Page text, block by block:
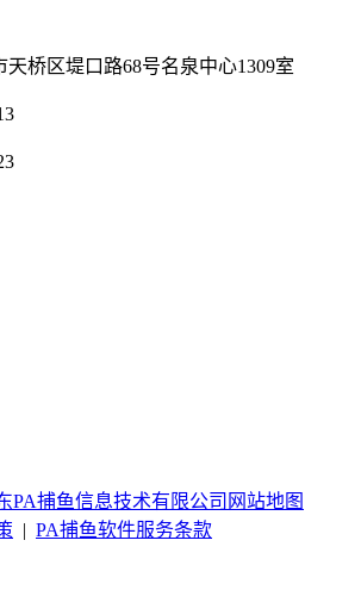
天桥区堤口路68号名泉中心1309室
PA捕鱼信息技术有限公司 网站地图
PA捕鱼软件服务条款